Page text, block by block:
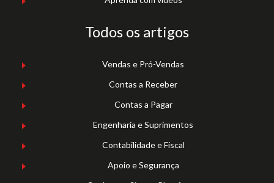
Todos os artigos
Vendas e Pró-Vendas
Contas a Receber
Contas a Pagar
Engenharia e Suprimentos
Contabilidade e Fiscal
Apoio e Segurança